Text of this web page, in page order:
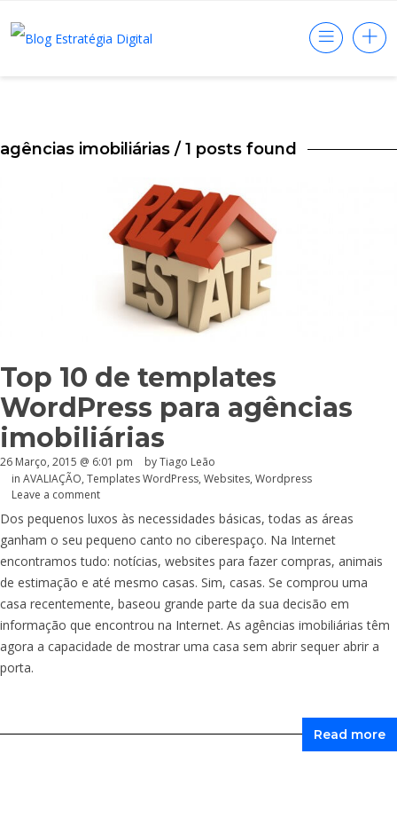
agências imobiliárias / 1 posts found
Top 10 de templates
WordPress para agências
imobiliárias
26 Março, 2015 @ 6:01 pm
by Tiago Leão
in AVALIAÇÃO, Templates WordPress, Websites, Wordpress
Leave a comment
Dos pequenos luxos às necessidades básicas, todas as áreas
ganham o seu pequeno canto no ciberespaço. Na Internet
encontramos tudo: notícias, websites para fazer compras, animais
de estimação e até mesmo casas. Sim, casas. Se comprou uma
casa recentemente, baseou grande parte da sua decisão em
informação que encontrou na Internet. As agências imobiliárias têm
agora a capacidade de mostrar uma casa sem abrir sequer abrir a
porta.
Read more